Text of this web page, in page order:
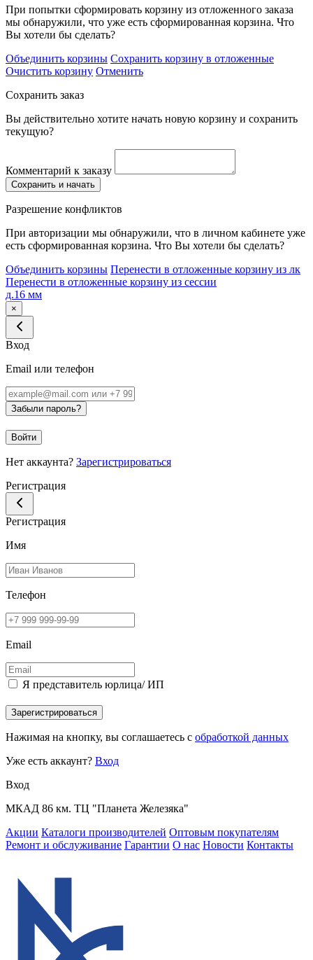
При попытки сформировать корзину из отложенного заказа
мы обнаружили, что уже есть сформированная корзина. Что
Вы хотели бы сделать?
Объединить корзины Сохранить корзину в отложенные
Очистить корзину Отменить
Сохранить заказ
Вы действительно хотите начать новую корзину и сохранить
текущую?
Комментарий к заказу
Сохранить и начать
Разрешение конфликтов
При авторизации мы обнаружили, что в личном кабинете уже
есть сформированная корзина. Что Вы хотели бы сделать?
Объединить корзины Перенести в отложенные корзину из лк
Перенести в отложенные корзину из сессии
д.16 мм
×
Вход
Email или телефон
Забыли пароль?
Войти
Нет аккаунта? Зарегистрироваться
Регистрация
Регистрация
Имя
Телефон
Email
Я представитель юрлица/ ИП
Зарегистрироваться
Нажимая на кнопку, вы соглашаетесь с обработкой данных
Уже есть аккаунт? Вход
Вход
МКАД 86 км. ТЦ "Планета Железяка"
Акции Каталоги производителей Оптовым покупателям
Ремонт и обслуживание Гарантии О нас Новости Контакты